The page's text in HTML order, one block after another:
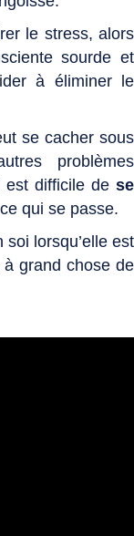
le stress, alors
sourde et
à éliminer le
se cacher sous
problèmes
est difficile de se
qui se passe.
lorsqu’elle est
grand chose de